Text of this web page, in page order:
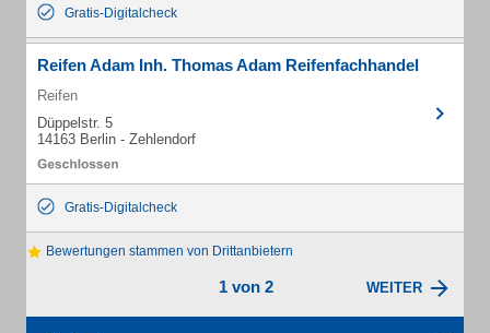
Gratis-Digitalcheck
Reifen Adam Inh. Thomas Adam Reifenfachhandel
Reifen
Düppelstr. 5
14163 Berlin - Zehlendorf
Gratis-Digitalcheck
Bewertungen stammen von Drittanbietern
1 von 2 WEITER